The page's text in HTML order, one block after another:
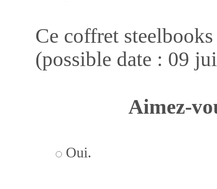
Ce coffret
(possible date : 09
Aimez-
Oui.